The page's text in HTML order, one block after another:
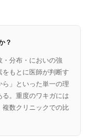
？
分布・においの強
もとに医師が判断す
」といった単一の理
。重度のワキガには
複数クリニックでの比